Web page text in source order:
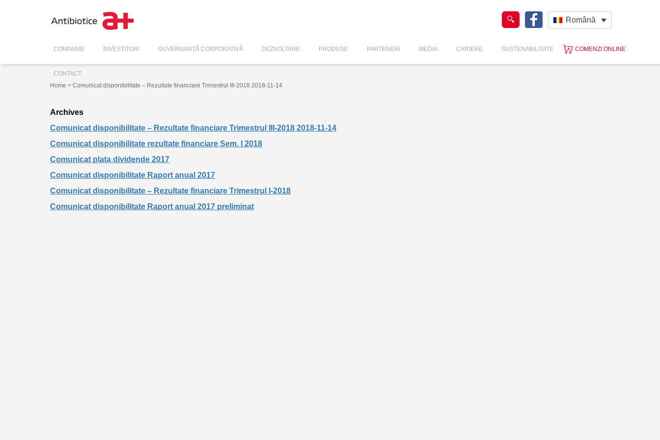
Română
COMPANIE INVESTITORI GUVERNANȚĂ CORPORATIVĂ DEZVOLTARE PRODUSE PARTENERI MEDIA CARIERE SUSTENABILITATE COMENZI ONLINE
CONTACT
Home > Comunicat disponibilitate – Rezultate financiare Trimestrul III-2018 2018-11-14
Archives
Comunicat disponibilitate – Rezultate financiare Trimestrul III-2018 2018-11-14
Comunicat disponibilitate rezultate financiare Sem. I 2018
Comunicat plata dividende 2017
Comunicat disponibilitate Raport anual 2017
Comunicat disponibilitate – Rezultate financiare Trimestrul I-2018
Comunicat disponibilitate Raport anual 2017 preliminat